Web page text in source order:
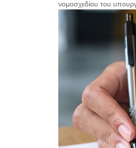
νομοσχεδίου του